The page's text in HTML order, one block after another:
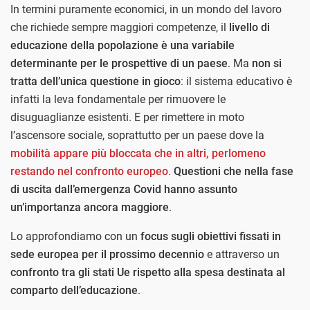
In termini puramente economici, in un mondo del lavoro
che richiede sempre maggiori competenze, il livello di
educazione della popolazione è una variabile
determinante per le prospettive di un paese. Ma non si
tratta dell’unica questione in gioco: il sistema educativo è
infatti la leva fondamentale per rimuovere le
disuguaglianze esistenti. E per rimettere in moto
l’ascensore sociale, soprattutto per un paese dove la
mobilità appare più bloccata che in altri, perlomeno
restando nel confronto europeo. Questioni che nella fase
di uscita dall’emergenza Covid hanno assunto
un’importanza ancora maggiore.
Lo approfondiamo con un focus sugli obiettivi fissati in
sede europea per il prossimo decennio e attraverso un
confronto tra gli stati Ue rispetto alla spesa destinata al
comparto dell’educazione.